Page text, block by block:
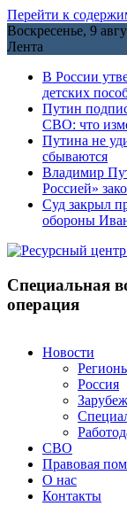
Перейти к
Воскресенье, 9
Лента
В России
детских
Путин
СВО: что
Путина не
сбываются
Владимир
Россией»
Cуд закрыл
обороны
Специальная
операция
Новости
Россия
СВО
Правовая
О нас
Контакты